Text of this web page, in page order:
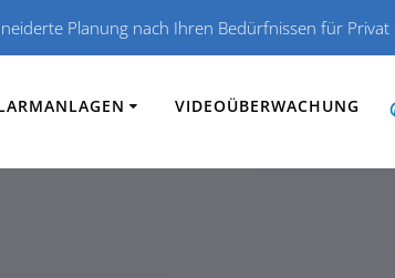
Planung nach Ihren Bedürfnissen für Privat
VIDEOÜBERWACHUNG